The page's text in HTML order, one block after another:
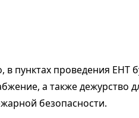
в пунктах проведения ЕНТ
а также дежурство
безопасности.